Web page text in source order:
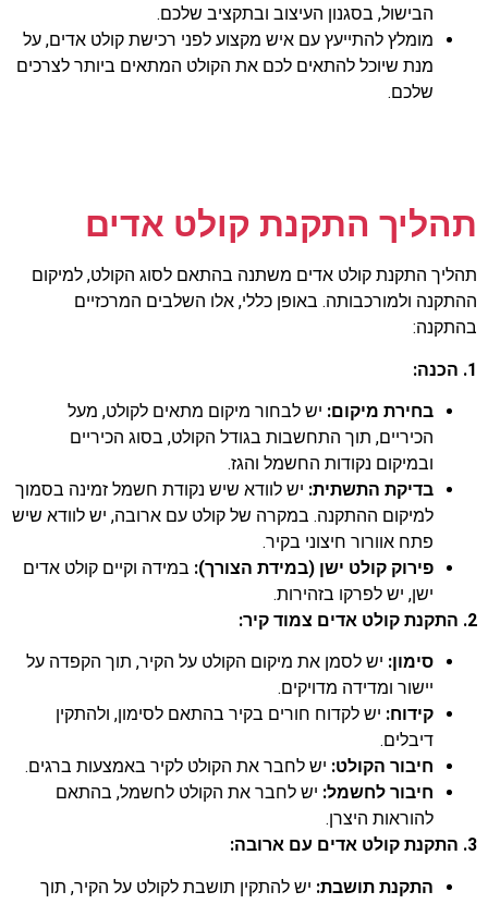
הבישול, בסגנון העיצוב ובתקציב שלכם.
מומלץ להתייעץ עם איש מקצוע לפני רכישת קולט אדים, על
מנת שיוכל להתאים לכם את הקולט המתאים ביותר לצרכים
שלכם.
תהליך התקנת קולט אדים
תהליך התקנת קולט אדים משתנה בהתאם לסוג הקולט, למיקום
ההתקנה ולמורכבותה. באופן כללי, אלו השלבים המרכזיים
בהתקנה:
1. הכנה:
בחירת מיקום: יש לבחור מיקום מתאים לקולט, מעל
הכיריים, תוך התחשבות בגודל הקולט, בסוג הכיריים
ובמיקום נקודות החשמל והגז.
בדיקת התשתית: יש לוודא שיש נקודת חשמל זמינה בסמוך
למיקום ההתקנה. במקרה של קולט עם ארובה, יש לוודא שיש
פתח אוורור חיצוני בקיר.
פירוק קולט ישן (במידת הצורך): במידה וקיים קולט אדים
ישן, יש לפרקו בזהירות.
2. התקנת קולט אדים צמוד קיר:
סימון: יש לסמן את מיקום הקולט על הקיר, תוך הקפדה על
יישור ומדידה מדויקים.
קידוח: יש לקדוח חורים בקיר בהתאם לסימון, ולהתקין
דיבלים.
חיבור הקולט: יש לחבר את הקולט לקיר באמצעות ברגים.
חיבור לחשמל: יש לחבר את הקולט לחשמל, בהתאם
להוראות היצרן.
3. התקנת קולט אדים עם ארובה:
התקנת תושבת: יש להתקין תושבת לקולט על הקיר, תוך